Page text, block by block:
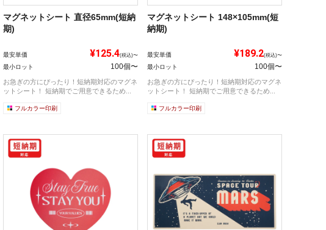
マグネットシート 直径65mm(短納
期)
最安単価 ¥125.4(税込)〜
最小ロット 100個〜
お急ぎの方にぴったり！短納期対応のマグネ
ットシート！ 短納期でご用意できるため...
フルカラー印刷
マグネットシート 148×105mm(短
納期)
最安単価 ¥189.2(税込)〜
最小ロット 100個〜
お急ぎの方にぴったり！短納期対応のマグネ
ットシート！ 短納期でご用意できるため...
フルカラー印刷